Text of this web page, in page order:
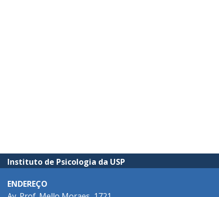
Instituto de Psicologia da USP
ENDEREÇO